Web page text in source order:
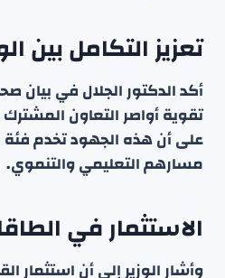
تعزيز التكامل بين
أكد الدكتور الجلال في بيان
تقوية أواصر التعاون المشترك
على أن هذه الجهود تخدم
مسارهم التعليمي والتنموي.
الاستثمار في
وأشار الوزير إلى أن استثمار